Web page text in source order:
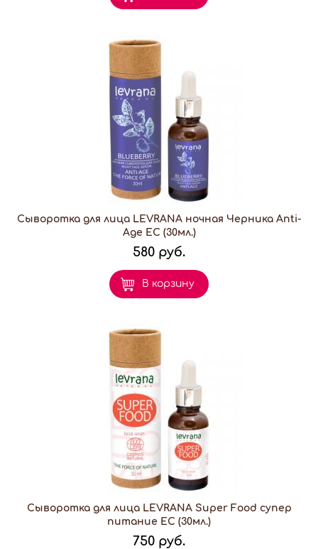
Сыворотка для лица LEVRANA ночная Черника Anti-
Age EC (30мл.)
580 руб.
В корзину
Сыворотка для лица LEVRANA Super Food супер
питание EC (30мл.)
750 руб.